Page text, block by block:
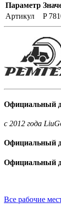
Параметр
Артикул
P
Официальный
c 2012 года
Официальный
Официальный
Все рабочие